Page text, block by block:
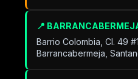
📍
Barrio Colombia, Cl. 49
Barrancabermeja,